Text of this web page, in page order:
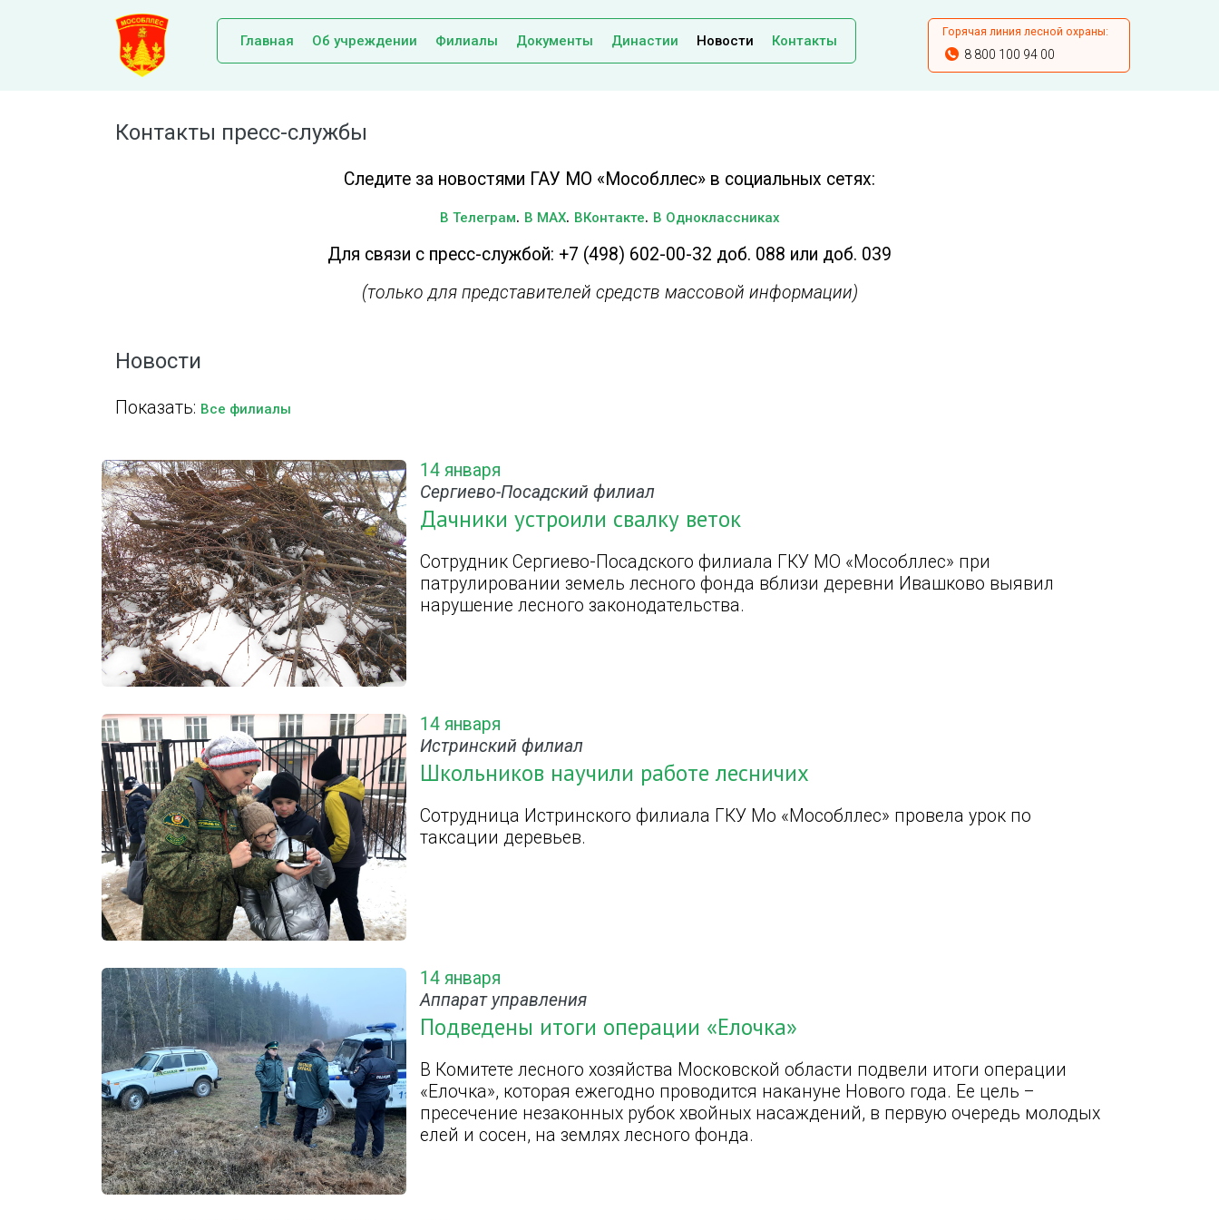
Главная Об учреждении Филиалы Документы Династии Новости Контакты
Горячая линия лесной охраны:
8 800 100 94 00
Контакты пресс-службы
Следите за новостями ГАУ МО «Мособллес» в социальных сетях:
В Телеграм. В MAX. ВКонтакте. В Одноклассниках
Для связи с пресс-службой: +7 (498) 602-00-32 доб. 088 или доб. 039
(только для представителей средств массовой информации)
Новости
Показать: Все филиалы
14 января
Сергиево-Посадский филиал
Дачники устроили свалку веток
Сотрудник Сергиево-Посадского филиала ГКУ МО «Мособллес» при
патрулировании земель лесного фонда вблизи деревни Ивашково выявил
нарушение лесного законодательства.
14 января
Истринский филиал
Школьников научили работе лесничих
Сотрудница Истринского филиала ГКУ Мо «Мособллес» провела урок по
таксации деревьев.
14 января
Аппарат управления
Подведены итоги операции «Елочка»
В Комитете лесного хозяйства Московской области подвели итоги операции
«Елочка», которая ежегодно проводится накануне Нового года. Ее цель –
пресечение незаконных рубок хвойных насаждений, в первую очередь молодых
елей и сосен, на землях лесного фонда.